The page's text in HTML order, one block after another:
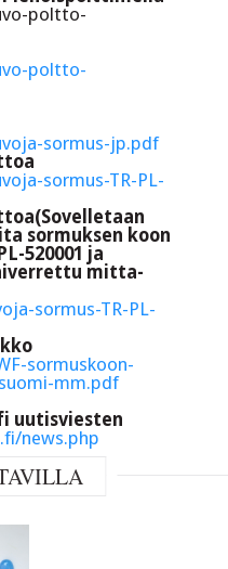
poltto-
poltto-
sormus-jp.pdf
sormus-TR-PL-
sormuksen koon
520001 ja
mitta-
sormus-TR-PL-
sormuskoon-
mm.pdf
uutisviesten
news.php